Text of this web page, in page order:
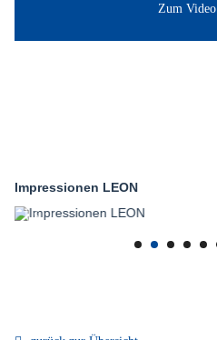
Zum Video
Impressionen LEON